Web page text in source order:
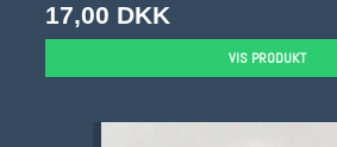
17,00 DKK
VIS PRODUKT